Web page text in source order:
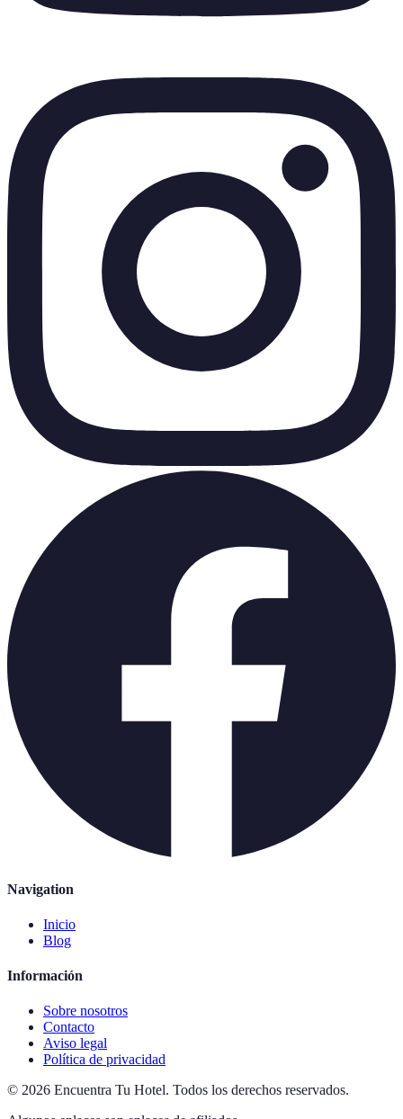
Navigation
Inicio
Blog
Información
Sobre nosotros
Contacto
Aviso legal
Política de privacidad
© 2026 Encuentra Tu Hotel. Todos los derechos reservados.